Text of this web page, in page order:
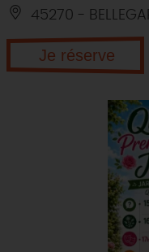
45270 -
Je réserve